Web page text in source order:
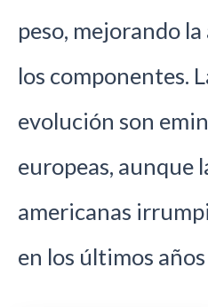
peso, mejorando
los componentes.
evolución son
europeas, aunque
americanas
en los últimos